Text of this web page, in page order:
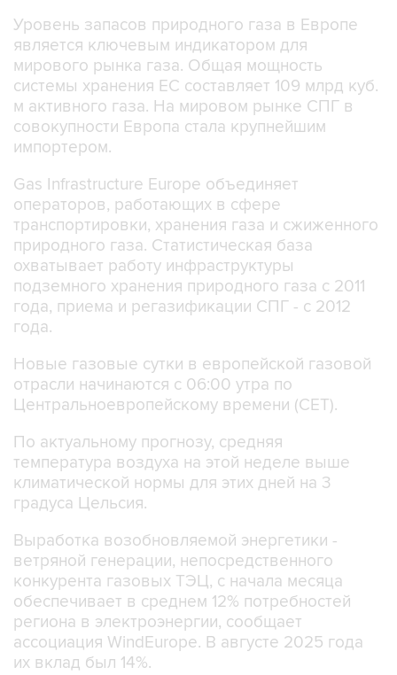
Уровень запасов природного газа в Европе
является ключевым индикатором для
мирового рынка газа. Общая мощность
системы хранения ЕС составляет 109 млрд куб.
м активного газа. На мировом рынке СПГ в
совокупности Европа стала крупнейшим
импортером.
Gas Infrastructure Europe объединяет
операторов, работающих в сфере
транспортировки, хранения газа и сжиженного
природного газа. Статистическая база
охватывает работу инфраструктуры
подземного хранения природного газа с 2011
года, приема и регазификации СПГ - с 2012
года.
Новые газовые сутки в европейской газовой
отрасли начинаются c 06:00 утра по
Центральноевропейскому времени (CET).
По актуальному прогнозу, средняя
температура воздуха на этой неделе выше
климатической нормы для этих дней на 3
градуса Цельсия.
Выработка возобновляемой энергетики -
ветряной генерации, непосредственного
конкурента газовых ТЭЦ, с начала месяца
обеспечивает в среднем 12% потребностей
региона в электроэнергии, сообщает
ассоциация WindEurope. В августе 2025 года
их вклад был 14%.